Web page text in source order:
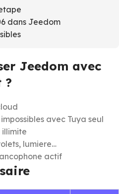
dans Jeedom
Jeedom avec
?
avec Tuya seul
lumiere…
actif